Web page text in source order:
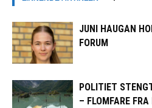
JUNI HAUGAN
FORUM
POLITIET
– FLOMFARE FRA